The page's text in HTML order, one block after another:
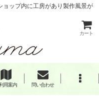
ップ内に工房があり製作風景が
カート
用案内 問い合わせ